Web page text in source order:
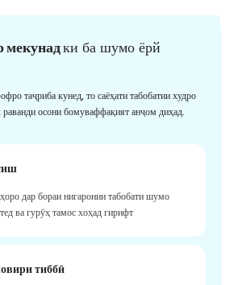
мекунадки ба шумо ёрй
таҷриба кунед, то саёҳати табобатии худро
осони бомуваффақият анҷом диҳад.
дар бораи нигаронии табобати шумо
ва гурӯҳ тамос хоҳад гирифт
тиббӣ